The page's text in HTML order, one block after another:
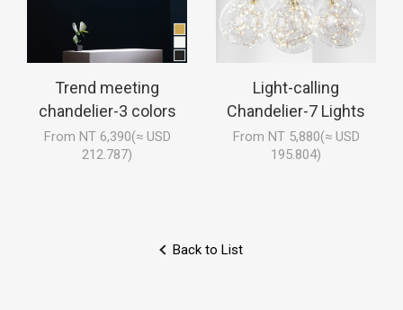
Trend meeting
chandelier-3 colors
From NT 6,390(≈ USD
212.787)
Light-calling
Chandelier-7 Lights
From NT 5,880(≈ USD
195.804)
Back to List